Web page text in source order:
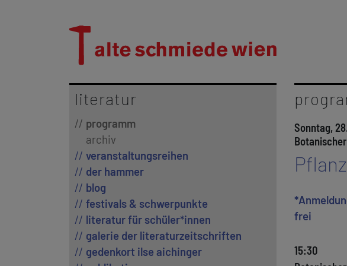
literatur
programm
archiv
veranstaltungsreihen
der hammer
blog
festivals & schwerpunkte
literatur für schüler*innen
galerie der literaturzeitschriften
gedenkort ilse aichinger
Sonntag,
frei
15:30